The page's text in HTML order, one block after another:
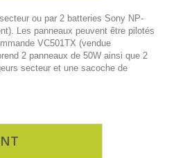
ou par 2 batteries Sony NP-
Les panneaux peuvent être pilotés
VC501TX (vendue
2 panneaux de 50W ainsi que 2
secteur et une sacoche de